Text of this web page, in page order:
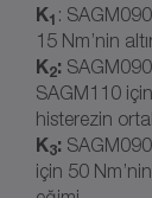
K1 :
15 Nm’nin
K2:
SAGM110
histerezin
K3:
için 50